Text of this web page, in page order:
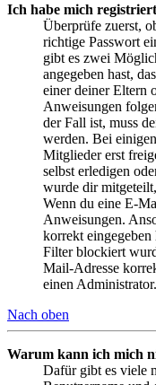
Ich habe mich
Überprüfe zuerst,
richtige Passwort
gibt es zwei
angegeben hast,
einer deiner Eltern
Anweisungen
der Fall ist, muss
werden. Bei
Mitglieder erst
selbst erledigen
wurde dir
Wenn du eine E-
Anweisungen.
korrekt
Filter blockiert
Mail-Adresse
einen Administrator.
Nach oben
Warum kann ich mich
Dafür gibt es viele